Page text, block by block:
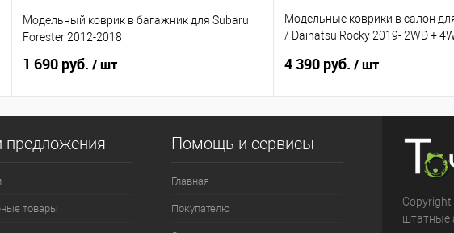
Модельный коврик в багажник для Subaru
Forester 2012-2018
1 690 руб. / шт
Модельные коврики в салон
/ Daihatsu Rocky 2019- 2WD +
4 390 руб. / шт
товары
Помощь и сервисы
Главная
Покупателю
Copyright
штатные